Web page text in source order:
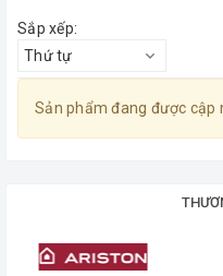
Sắp xếp:
Thứ tự
Sản phẩm đang được cập